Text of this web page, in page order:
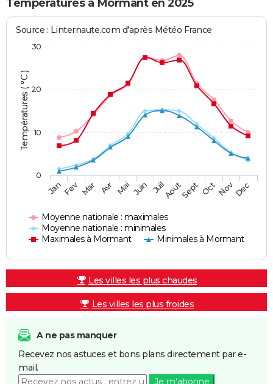
Températures à Mormant en 2025
Températures ( °C )
Source : Linternaute.com d'après Météo France
Moyenne nationale : maximales
Moyenne nationale : minimales
Maximales à Mormant
Minimales à Mormant
JanFev Mar Avr Mai Juin JuilAoutSept OctNovDec
0
10
20
30
Les villes les plus chaudes
Les villes les plus froides
A ne pas manquer
Recevez nos astuces et bons plans directement par e-
mail.
Je m'abonne